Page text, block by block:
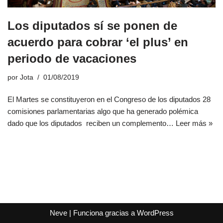
Los diputados sí se ponen de
acuerdo para cobrar ‘el plus’ en
periodo de vacaciones
por Jota 01/08/2019
El Martes se constituyeron en el Congreso de los diputados 28
comisiones parlamentarias algo que ha generado polémica
dado que los diputados reciben un complemento… Leer más »
Neve| Funciona gracias a WordPress